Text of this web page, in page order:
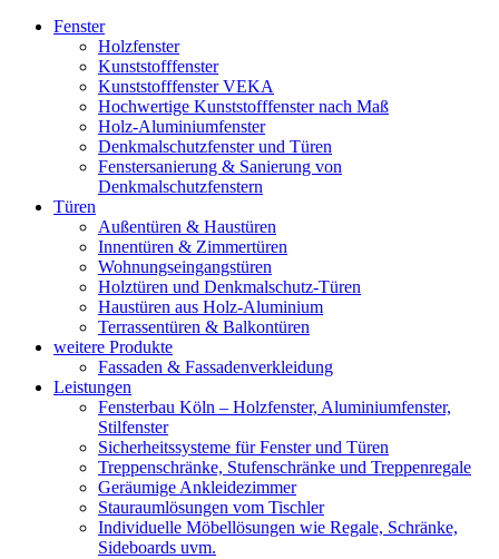
Fenster
Holzfenster
Kunststofffenster
Kunststofffenster VEKA
Hochwertige Kunststofffenster nach Maß
Holz-Aluminiumfenster
Denkmalschutzfenster und Türen
Fenstersanierung & Sanierung von
Denkmalschutzfenstern
Türen
Außentüren & Haustüren
Innentüren & Zimmertüren
Wohnungseingangstüren
Holztüren und Denkmalschutz-Türen
Haustüren aus Holz-Aluminium
Terrassentüren & Balkontüren
weitere Produkte
Fassaden & Fassadenverkleidung
Leistungen
Fensterbau Köln – Holzfenster, Aluminiumfenster,
Stilfenster
Sicherheitssysteme für Fenster und Türen
Treppenschränke, Stufenschränke und Treppenregale
Geräumige Ankleidezimmer
Stauraumlösungen vom Tischler
Individuelle Möbellösungen wie Regale, Schränke,
Sideboards uvm.